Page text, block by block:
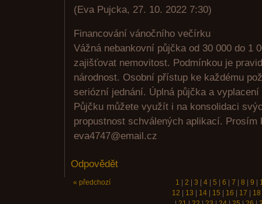
(Eva Pujcka, 27. 10. 2022 7:30)
Financování vánočního večírku
Vážná nebankovní půjčka od 30 000 do 1
zajišťovat nemovitost. Podmínkou je
národnost. Osobní přístup ke každému
seriózní jednání. Úplná půjčka a
Půjčku můžete využít i na konsolidaci
propustnost schválených aplikací. Prosím
eva4747@email.cz
Odpovědět
« předchozí 1 2 3 4 5 6 7 8 9
12
13 14 15 16 17
18